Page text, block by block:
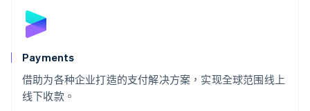
Payments
借助为各种企业打造的支付解决方案，实现全球范围线上
线下收款。
English
斯洛文尼亚
泰国
ไทยEnglish
希腊
English